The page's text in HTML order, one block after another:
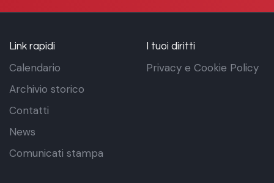
Link rapidi
Calendario
Archivio storico
Contatti
News
Comunicati stampa
I tuoi diritti
Privacy e Cookie Policy